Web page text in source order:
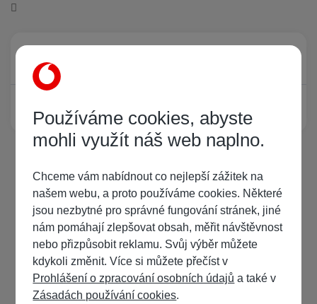
Právě prohlíží tuto stránku
Žádný registrovaný uživatel si neprohlíží tuto stránku
Používáme cookies, abyste
mohli využít náš web naplno.
Chceme vám nabídnout co nejlepší zážitek na
našem webu, a proto používáme cookies. Některé
jsou nezbytné pro správné fungování stránek, jiné
nám pomáhají zlepšovat obsah, měřit návštěvnost
nebo přizpůsobit reklamu. Svůj výběr můžete
kdykoli změnit. Více si můžete přečíst v
Prohlášení o zpracování osobních údajů a také v
Zásadách používání cookies.